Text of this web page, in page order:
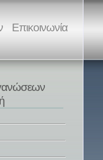
Επικοινωνία